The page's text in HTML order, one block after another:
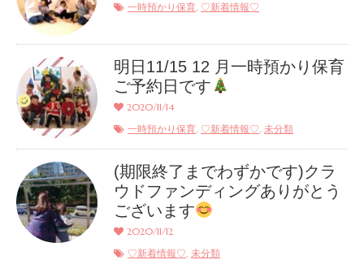
一時預かり保育, ♡新着情報♡
明日11/15 12 月一時預かり保育
ご予約日です
2020/11/14
一時預かり保育, ♡新着情報♡, 未分類
(期限終了までわずかです)クラ
ウドファンディングありがとう
ございます
2020/11/12
♡新着情報♡, 未分類